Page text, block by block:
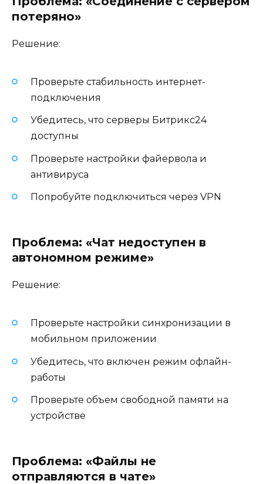
потеряно»
Решение:
Проверьте стабильность интернет-
подключения
Убедитесь, что серверы Битрикс24
доступны
Проверьте настройки файервола и
антивируса
Попробуйте подключиться через VPN
Проблема: «Чат недоступен в
автономном режиме»
Решение:
Проверьте настройки синхронизации в
мобильном приложении
Убедитесь, что включен режим офлайн-
работы
Проверьте объем свободной памяти на
устройстве
Проблема: «Файлы не
отправляются в чате»